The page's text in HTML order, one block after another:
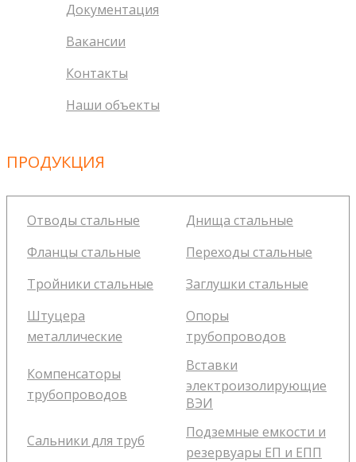
Документация
Вакансии
Контакты
Наши объекты
ПРОДУКЦИЯ
Отводы стальные
Днища стальные
Фланцы стальные
Переходы стальные
Тройники стальные
Заглушки стальные
Штуцера
металлические
Опоры
трубопроводов
Компенсаторы
трубопроводов
Вставки
электроизолирующие
ВЭИ
Сальники для труб
Подземные емкости и
резервуары ЕП и ЕПП